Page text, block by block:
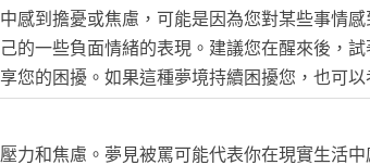
感到擔憂或焦慮，可能是因為您對某些事情
的一些負面情緒的表現。建議您在醒來後，
您的困擾。如果這種夢境持續困擾您，也可
力和焦慮。夢見被罵可能代表你在現實生活